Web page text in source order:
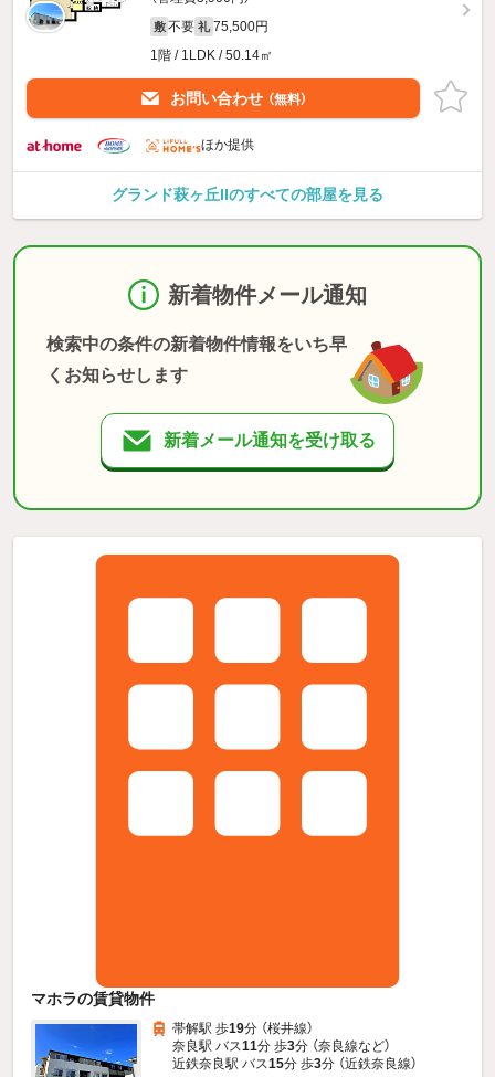
敷 不要 礼 75,500円
1階 / 1LDK / 50.14㎡
お問い合わせ （無料）
ほか提供
グランド萩ヶ丘IIのすべての部屋を見る
新着物件メール通知
検索中の条件の新着物件情報をいち早
くお知らせします
新着メール通知を受け取る
マホラの賃貸物件
帯解駅 歩19分 （桜井線）
奈良駅 バス11分 歩3分 （奈良線など）
近鉄奈良駅 バス15分 歩3分 （近鉄奈良線）